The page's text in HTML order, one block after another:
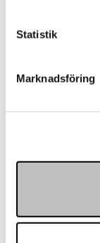
Statistik
Marknadsföring